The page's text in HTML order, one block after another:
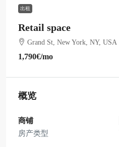
出租
Retail space
Grand St, New York, NY, USA
1,790€/mo
概览
商铺
房产类型